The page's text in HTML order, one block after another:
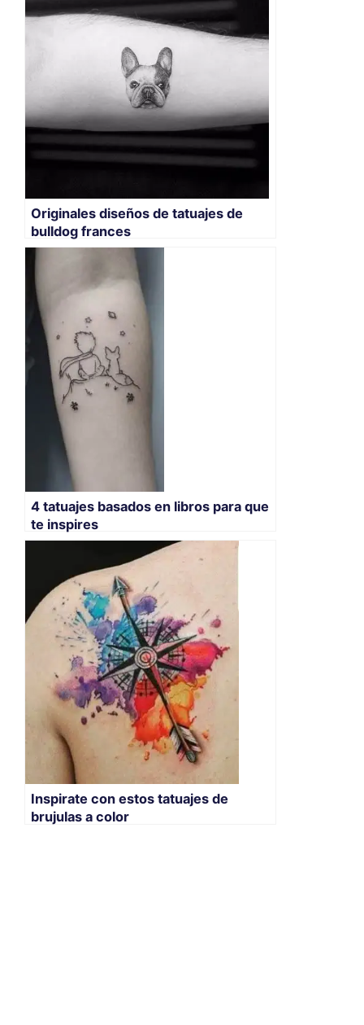
Originales diseños de tatuajes de
bulldog frances
4 tatuajes basados en libros para que
te inspires
Inspirate con estos tatuajes de
brujulas a color